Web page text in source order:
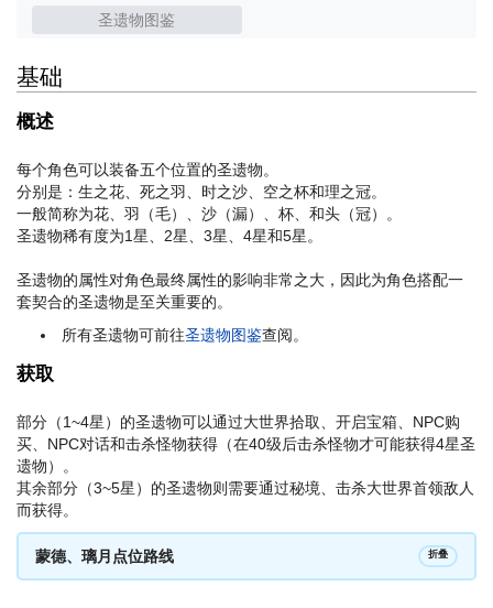
圣遗物图鉴
基础
概述
每个角色可以装备五个位置的圣遗物。
分别是：生之花、死之羽、时之沙、空之杯和理之冠。
一般简称为花、羽（毛）、沙（漏）、杯、和头（冠）。
圣遗物稀有度为1星、2星、3星、4星和5星。
圣遗物的属性对角色最终属性的影响非常之大，因此为角色搭配一
套契合的圣遗物是至关重要的。
所有圣遗物可前往圣遗物图鉴查阅。
获取
部分（1~4星）的圣遗物可以通过大世界拾取、开启宝箱、NPC购
买、NPC对话和击杀怪物获得（在40级后击杀怪物才可能获得4星圣
遗物）。
其余部分（3~5星）的圣遗物则需要通过秘境、击杀大世界首领敌人
而获得。
蒙德、璃月点位路线 折叠